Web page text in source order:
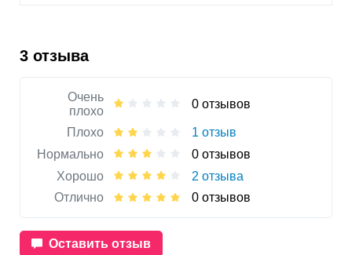
3 отзыва
Очень
плохо
0 отзывов
Плохо
1 отзыв
Нормально
0 отзывов
Хорошо
2 отзыва
Отлично
0 отзывов
Оставить отзыв